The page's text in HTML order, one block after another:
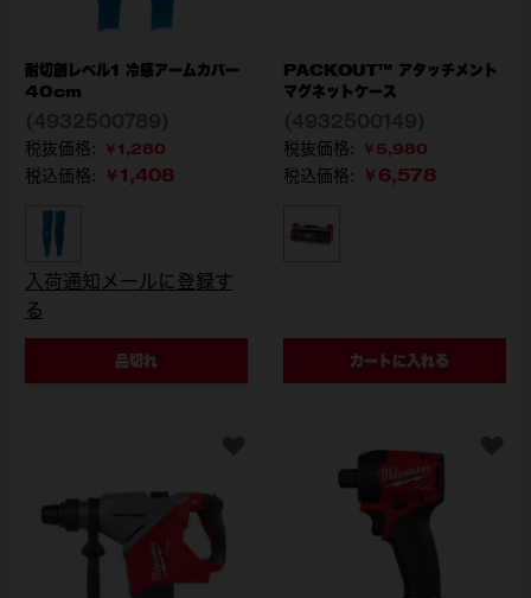
耐切創レベル1 冷感アームカバー
40cm
￥1,280
税込価格: ￥1,408
型番4932500789
入荷通知メールに登録す
る
品切れ
PACKOUT™ アタッチメント
マグネットケース
￥5,980
税込価格: ￥6,578
型番4932500149
カートに入れる